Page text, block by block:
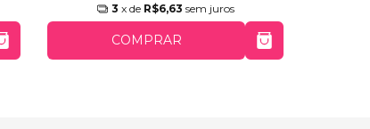
3 x de R$6,63 sem juros
COMPRAR